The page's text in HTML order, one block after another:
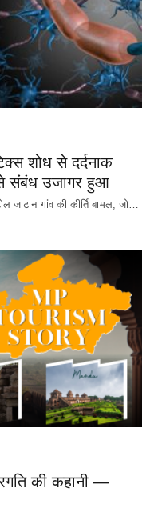
शोध से दर्दनाक
संबंध उजागर हुआ
जाटान गांव की कीर्ति बामल, जो…
की कहानी —